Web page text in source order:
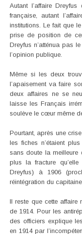
Autant l’affaire
française, autant
institutions. Le fait que
prise de position de
Dreyfus n’atténua pas
l’opinion publique.
Même si les deux
l’apaisement va faire
deux affaires ne se
laisse les Français
soulève le cœur même
Pourtant, après une
les fiches n’étaient
sans doute la meilleure
plus la fracture
Dreyfus) à 1906
réintégration du
Il reste que cette affaire
de 1914. Pour les
des officiers explique
en 1914 par